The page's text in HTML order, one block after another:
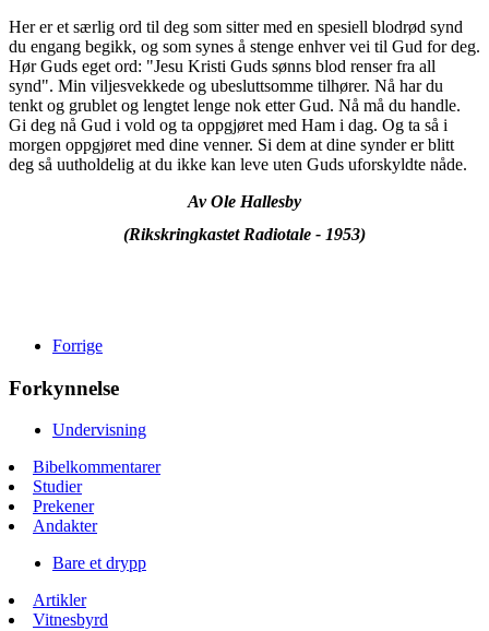
Her er et særlig ord til deg som sitter med en spesiell blodrød synd
du engang begikk, og som synes å stenge enhver vei til Gud for deg.
Hør Guds eget ord: "Jesu Kristi Guds sønns blod renser fra all
synd". Min viljesvekkede og ubesluttsomme tilhører. Nå har du
tenkt og grublet og lengtet lenge nok etter Gud. Nå må du handle.
Gi deg nå Gud i vold og ta oppgjøret med Ham i dag. Og ta så i
morgen oppgjøret med dine venner. Si dem at dine synder er blitt
deg så uutholdelig at du ikke kan leve uten Guds uforskyldte nåde.
Av Ole Hallesby
(Rikskringkastet Radiotale - 1953)
Forrige
Forkynnelse
Undervisning
Bibelkommentarer
Studier
Prekener
Andakter
Bare et drypp
Artikler
Vitnesbyrd